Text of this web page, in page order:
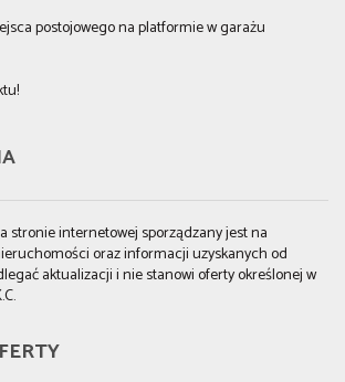
postojowego na platformie w garażu
stronie internetowej sporządzany jest na
oraz informacji uzyskanych od
aktualizacji i nie stanowi oferty określonej w